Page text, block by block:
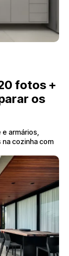
fotos +
os
armários,
cozinha com